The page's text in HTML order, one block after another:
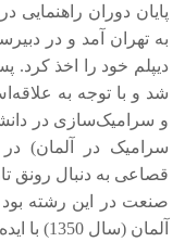
به تهران آمد و در
دیپلم خود را اخذ کرد.
شد و با توجه به
و سرامیک‌سازی در
سرامیک در آلمان)
قصاعی به دنبال رونق
صنعت در این رشته بود
آلمان